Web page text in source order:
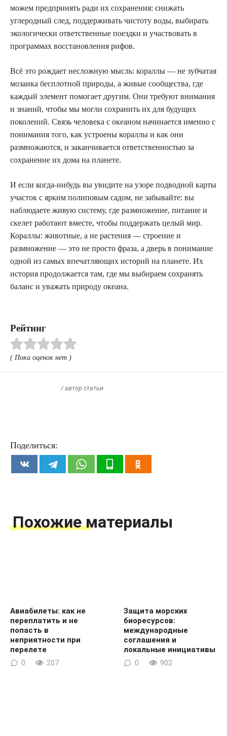
можем предпринять ради их сохранения: снижать
углеродный след, поддерживать чистоту воды, выбирать
экологически ответственные поездки и участвовать в
программах восстановления рифов.
Всё это рождает несложную мысль: кораллы — не зубчатая
мозаика бесплотной природы, а живые сообщества, где
каждый элемент помогает другим. Они требуют внимания
и знаний, чтобы мы могли сохранить их для будущих
поколений. Связь человека с океаном начинается именно с
понимания того, как устроены кораллы и как они
размножаются, и заканчивается ответственностью за
сохранение их дома на планете.
И если когда-нибудь вы увидите на узоре подводной карты
участок с ярким полиповым садом, не забывайте: вы
наблюдаете живую систему, где размножение, питание и
скелет работают вместе, чтобы поддержать целый мир.
Кораллы: животные, а не растения — строение и
размножение — это не просто фраза, а дверь в понимание
одной из самых впечатляющих историй на планете. Их
история продолжается там, где мы выбираем сохранять
баланс и уважать природу океана.
Рейтинг
( Пока оценок нет )
/ автор статьи
Поделиться:
Похожие материалы
Авиабилеты: как не
переплатить и не
попасть в
неприятности при
перелете
0 207
Защита морских
биоресурсов:
международные
соглашения и
локальные инициативы
0 902